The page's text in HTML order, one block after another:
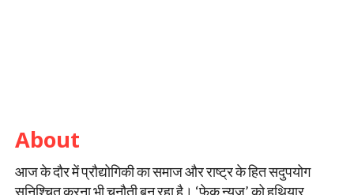
About
आज के दौर में प्रौद्योगिकी का समाज और राष्ट्र के हित सदुपयोग
सुनिश्चित करना भी चुनौती बन रहा है। ‘फेक न्यूज’ को हथियार